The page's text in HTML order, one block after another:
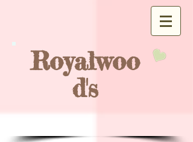
Royalwoo
d's